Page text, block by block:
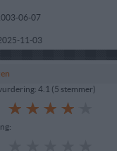
06-07
11-03
4.1 (5 stemmer)